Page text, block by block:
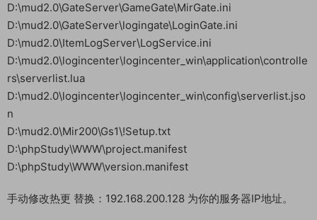
D:\mud2.0\GateServer\GameGate\MirGate.ini
D:\mud2.0\GateServer\logingate\LoginGate.ini
D:\mud2.0\ItemLogServer\LogService.ini
D:\mud2.0\logincenter\logincenter_win\application\controlle
rs\serverlist.lua
D:\mud2.0\logincenter\logincenter_win\config\serverlist.jso
n
D:\mud2.0\Mir200\Gs1\!Setup.txt
D:\phpStudy\WWW\project.manifest
D:\phpStudy\WWW\version.manifest
手动修改热更 替换：192.168.200.128 为你的服务器IP地址。